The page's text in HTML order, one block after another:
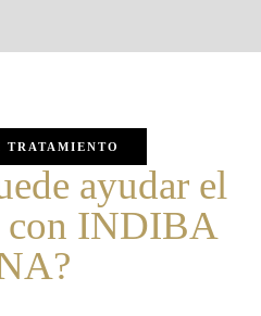
ayudar el
con INDIBA